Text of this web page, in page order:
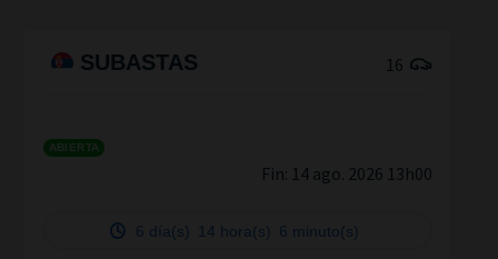
SUBASTAS 16
ABIERTA
Fin: 14 ago. 2026 13h00
6 día(s) 14 hora(s) 6 minuto(s)